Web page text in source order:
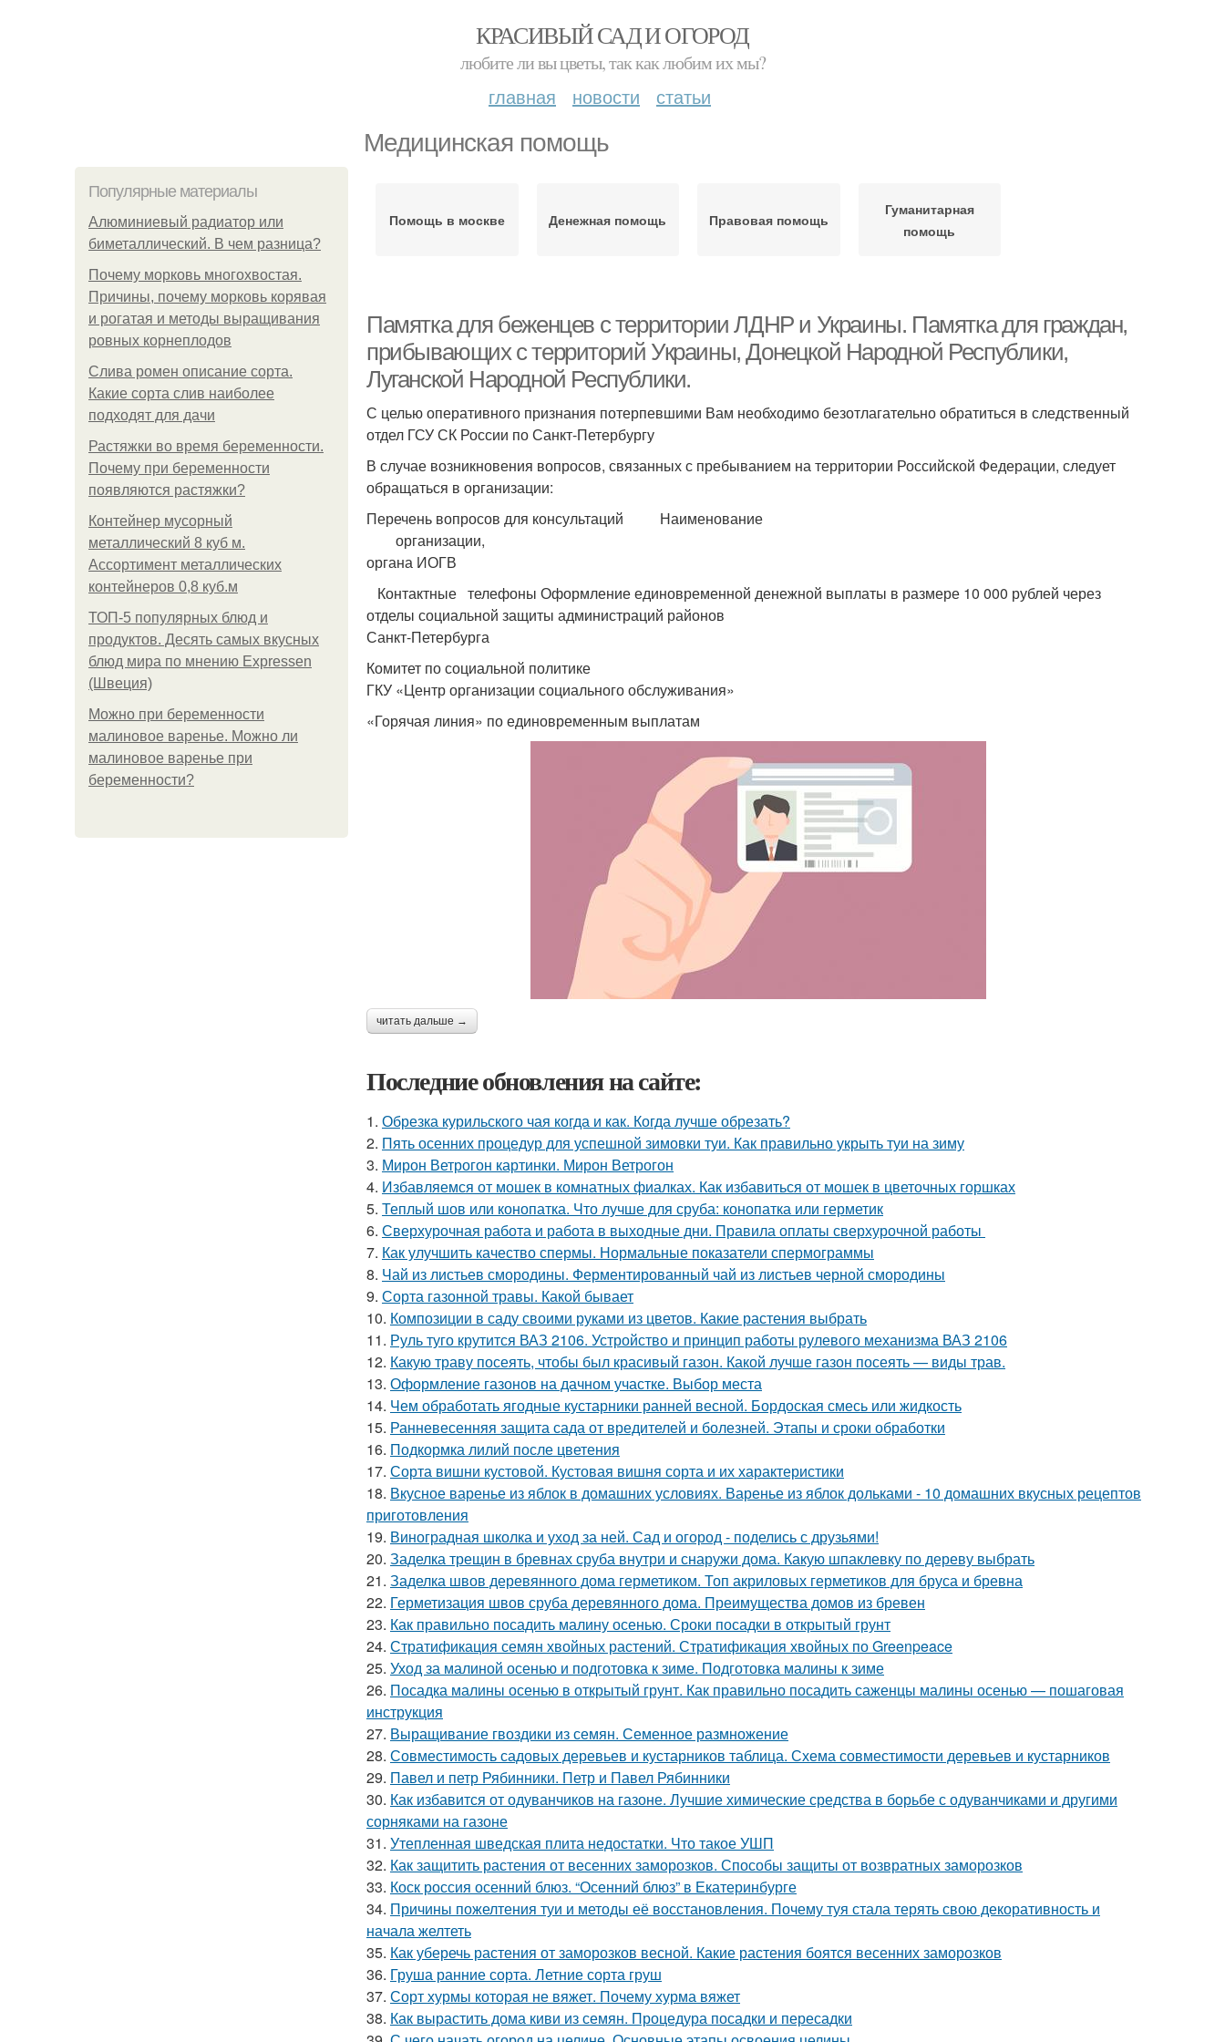
КРАСИВЫЙ САД И ОГОРОД
любите ли вы цветы, так как любим их мы?
главная новости статьи
Медицинская помощь
Популярные материалы
Алюминиевый радиатор или
биметаллический. В чем разница?
Почему морковь многохвостая.
Причины, почему морковь корявая
и рогатая и методы выращивания
ровных корнеплодов
Слива ромен описание сорта.
Какие сорта слив наиболее
подходят для дачи
Растяжки во время беременности.
Почему при беременности
появляются растяжки?
Контейнер мусорный
металлический 8 куб м.
Ассортимент металлических
контейнеров 0,8 куб.м
ТОП-5 популярных блюд и
продуктов. Десять самых вкусных
блюд мира по мнению Expressen
(Швеция)
Можно при беременности
малиновое варенье. Можно ли
малиновое варенье при
беременности?
Помощь в москве Денежная помощь Правовая помощь
Гуманитарная
помощь
Памятка для беженцев с территории ЛДНР и Украины. Памятка для граждан,
прибывающих с территорий Украины, Донецкой Народной Республики,
Луганской Народной Республики.
С целью оперативного признания потерпевшими Вам необходимо безотлагательно обратиться в следственный
отдел ГСУ СК России по Санкт-Петербургу
В случае возникновения вопросов, связанных с пребыванием на территории Российской Федерации, следует
обращаться в организации:
Перечень вопросов для консультаций Наименование
организации,
органа ИОГВ
Контактные телефоны Оформление единовременной денежной выплаты в размере 10 000 рублей через
отделы социальной защиты администраций районов
Санкт-Петербурга
Комитет по социальной политике
ГКУ «Центр организации социального обслуживания»
«Горячая линия» по единовременным выплатам
читать дальше →
Последние обновления на сайте:
1. Обрезка курильского чая когда и как. Когда лучше обрезать?
2. Пять осенних процедур для успешной зимовки туи. Как правильно укрыть туи на зиму
3. Мирон Ветрогон картинки. Мирон Ветрогон
4. Избавляемся от мошек в комнатных фиалках. Как избавиться от мошек в цветочных горшках
5. Теплый шов или конопатка. Что лучше для сруба: конопатка или герметик
6. Сверхурочная работа и работа в выходные дни. Правила оплаты сверхурочной работы
7. Как улучшить качество спермы. Нормальные показатели спермограммы
8. Чай из листьев смородины. Ферментированный чай из листьев черной смородины
9. Сорта газонной травы. Какой бывает
10. Композиции в саду своими руками из цветов. Какие растения выбрать
11. Руль туго крутится ВАЗ 2106. Устройство и принцип работы рулевого механизма ВАЗ 2106
12. Какую траву посеять, чтобы был красивый газон. Какой лучше газон посеять — виды трав.
13. Оформление газонов на дачном участке. Выбор места
14. Чем обработать ягодные кустарники ранней весной. Бордоская смесь или жидкость
15. Ранневесенняя защита сада от вредителей и болезней. Этапы и сроки обработки
16. Подкормка лилий после цветения
17. Сорта вишни кустовой. Кустовая вишня сорта и их характеристики
18. Вкусное варенье из яблок в домашних условиях. Варенье из яблок дольками - 10 домашних вкусных рецептов
приготовления
19. Виноградная школка и уход за ней. Сад и огород - поделись с друзьями!
20. Заделка трещин в бревнах сруба внутри и снаружи дома. Какую шпаклевку по дереву выбрать
21. Заделка швов деревянного дома герметиком. Топ акриловых герметиков для бруса и бревна
22. Герметизация швов сруба деревянного дома. Преимущества домов из бревен
23. Как правильно посадить малину осенью. Сроки посадки в открытый грунт
24. Стратификация семян хвойных растений. Стратификация хвойных по Greenpeace
25. Уход за малиной осенью и подготовка к зиме. Подготовка малины к зиме
26. Посадка малины осенью в открытый грунт. Как правильно посадить саженцы малины осенью — пошаговая
инструкция
27. Выращивание гвоздики из семян. Семенное размножение
28. Совместимость садовых деревьев и кустарников таблица. Схема совместимости деревьев и кустарников
29. Павел и петр Рябинники. Петр и Павел Рябинники
30. Как избавится от одуванчиков на газоне. Лучшие химические средства в борьбе с одуванчиками и другими
сорняками на газоне
31. Утепленная шведская плита недостатки. Что такое УШП
32. Как защитить растения от весенних заморозков. Способы защиты от возвратных заморозков
33. Коск россия осенний блюз. “Осенний блюз” в Екатеринбурге
34. Причины пожелтения туи и методы её восстановления. Почему туя стала терять свою декоративность и
начала желтеть
35. Как уберечь растения от заморозков весной. Какие растения боятся весенних заморозков
36. Груша ранние сорта. Летние сорта груш
37. Сорт хурмы которая не вяжет. Почему хурма вяжет
38. Как вырастить дома киви из семян. Процедура посадки и пересадки